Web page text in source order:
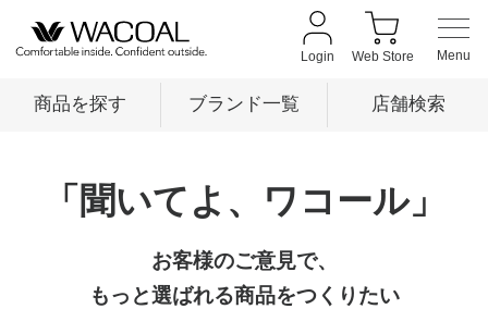
Login Web Store
商品を探す ブランド一覧 店舗検索
商品を探す
「聞いてよ、ワコール」
お客様のご意見で、
もっと選ばれる商品をつくりたい